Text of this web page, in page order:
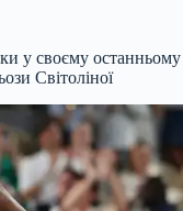
у своєму останньому
Світоліної